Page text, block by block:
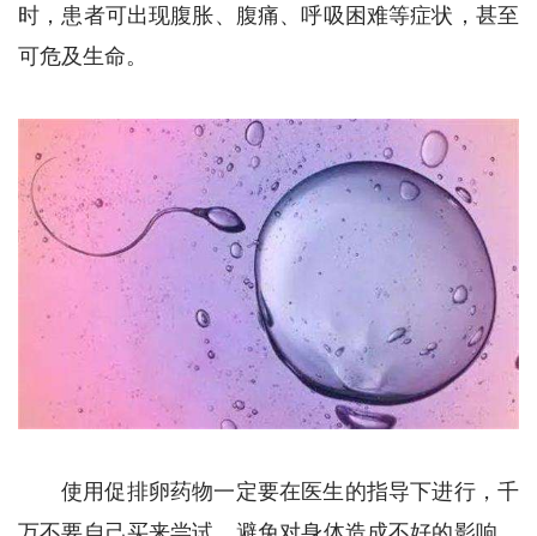
时，患者可出现腹胀、腹痛、呼吸困难等症状，甚至
可危及生命。
使用促排卵药物一定要在医生的指导下进行，千